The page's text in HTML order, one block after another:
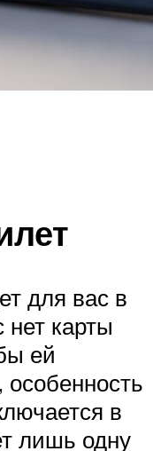
для вас в
нет карты
ей
особенность
в
лишь одну